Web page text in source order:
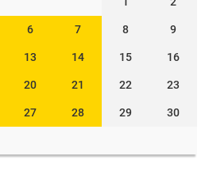
6 7 8 9
13 14 15 16
20 21 22 23
27 28 29 30